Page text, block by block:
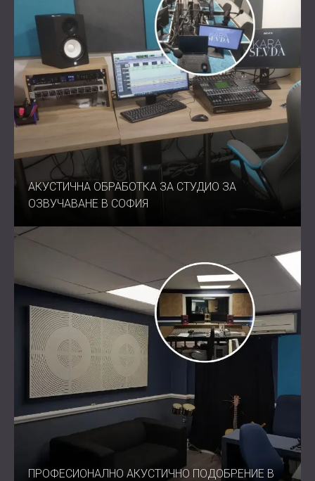
АКУСТИЧНА ОБРАБОТКА ЗА СТУДИО ЗА
ОЗВУЧАВАНЕ В СОФИЯ
ПРОФЕСИОНАЛНО АКУСТИЧНО ПОДОБРЕНИЕ В